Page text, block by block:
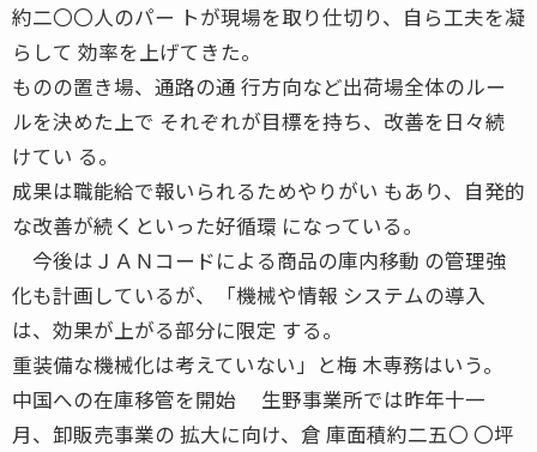
約二〇〇人のパー トが現場を取り仕切り、自ら工夫を凝
らして 効率を上げてきた。
ものの置き場、通路の通 行方向など出荷場全体のルー
ルを決めた上で それぞれが目標を持ち、改善を日々続
けてい る。
成果は職能給で報いられるためやりがい もあり、自発的
な改善が続くといった好循環 になっている。
今後はＪＡＮコードによる商品の庫内移動 の管理強
化も計画しているが、「機械や情報 システムの導入
は、効果が上がる部分に限定 する。
重装備な機械化は考えていない」と梅 木専務はいう。
中国への在庫移管を開始 生野事業所では昨年十一
月、卸販売事業の 拡大に向け、倉 庫面積約二五〇 〇坪